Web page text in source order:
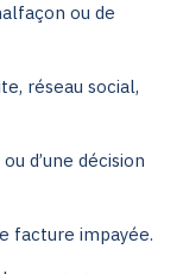
ou de
réseau social,
d’une décision
facture impayée.